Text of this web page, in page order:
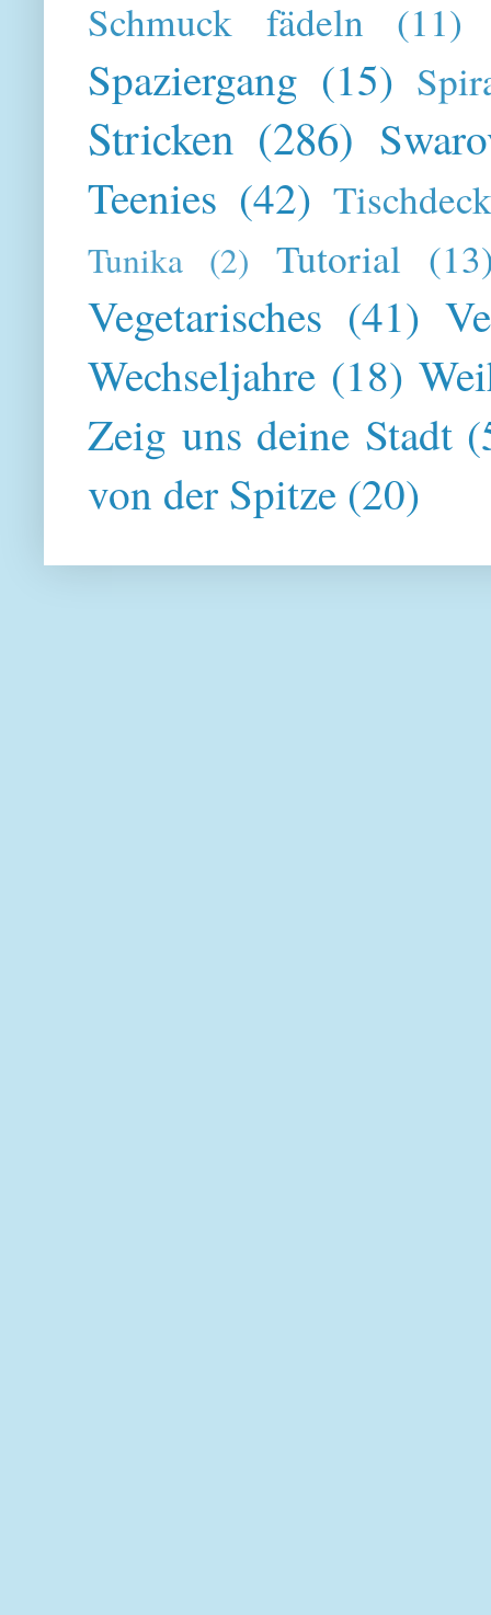
Schmuck fädeln (11)
Spaziergang (15)
Stricken (286)
Teenies (42)
Tunika (2) Tutorial
Vegetarisches (41)
Wechseljahre (18)
Zeig uns deine Stadt
von der Spitze (20)